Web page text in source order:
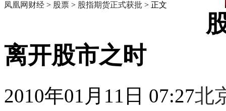
凤凰网财经 > 股票 > 股指期货正式获批 > 正文
离开股市之时
2010年01月11日 07:27北